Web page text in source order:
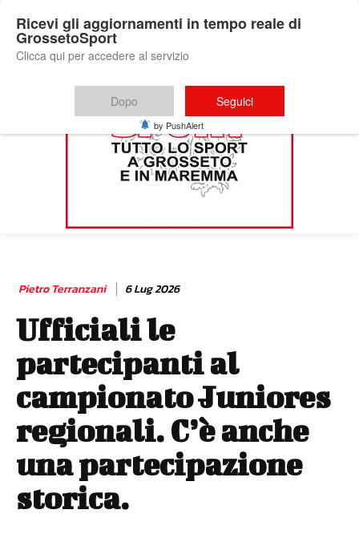
Pietro Terranzani 6 Lug 2026
Ufficiali le
partecipanti al
campionato Juniores
regionali. C’è anche
una partecipazione
storica.
Ricevi gli aggiornamenti in tempo reale di
GrossetoSport
Clicca qui per accedere al servizio
Dopo Seguici
by PushAlert